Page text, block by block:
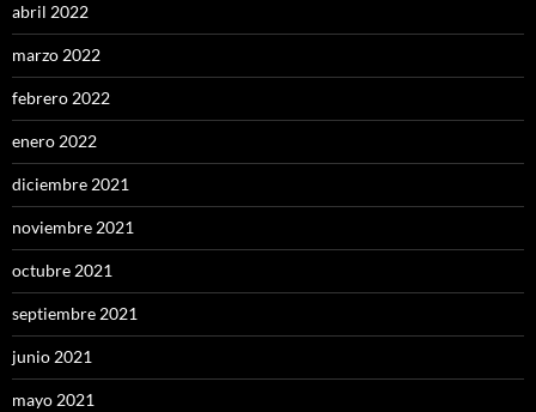
abril 2022
marzo 2022
febrero 2022
enero 2022
diciembre 2021
noviembre 2021
octubre 2021
septiembre 2021
junio 2021
mayo 2021